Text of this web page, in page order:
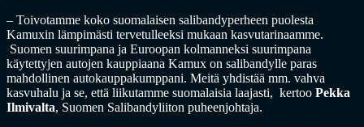
– Toivotamme koko suomalaisen salibandyperheen puolesta
Kamuxin lämpimästi tervetulleeksi mukaan kasvutarinaamme.
Suomen suurimpana ja Euroopan kolmanneksi suurimpana
käytettyjen autojen kauppiaana Kamux on salibandylle paras
mahdollinen autokauppakumppani. Meitä yhdistää mm. vahva
kasvuhalu ja se, että liikutamme suomalaisia laajasti, kertoo Pekka
Ilmivalta, Suomen Salibandyliiton puheenjohtaja.